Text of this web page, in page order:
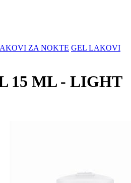
ZA NOKTE GEL LAKOVI
15 ML - LIGHT